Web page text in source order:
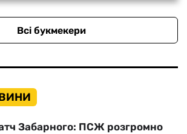
Всі букмекери
Забарного: ПСЖ розгромно